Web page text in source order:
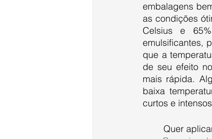
embalagens
as condições
Celsius e
emulsificantes,
que a
de seu efeito
mais rápida.
baixa
curtos e
Quer